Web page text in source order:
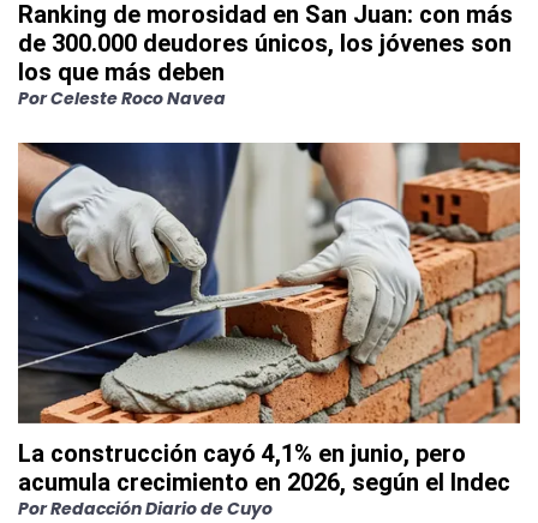
Ranking de morosidad en San Juan: con más
de 300.000 deudores únicos, los jóvenes son
los que más deben
PorCeleste Roco Navea
La construcción cayó 4,1% en junio, pero
acumula crecimiento en 2026, según el Indec
PorRedacción Diario de Cuyo